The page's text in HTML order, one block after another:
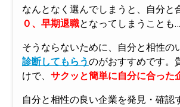
なんとなく選んでしまうと、自分と
０、早期退職となってしまうことも
そうならないために、自分と相性の
診断してもらうのがおすすめです。
けで、 サクッと簡単に自分に合った
自分と相性の良い企業を発見・確認